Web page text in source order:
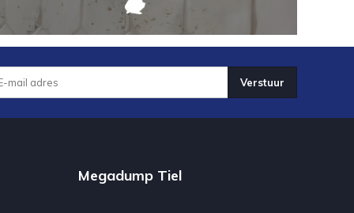
Verstuur
Megadump Tiel